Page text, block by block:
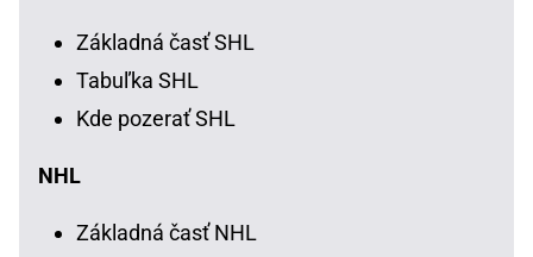
Základná časť SHL
Tabuľka SHL
Kde pozerať SHL
NHL
Základná časť NHL